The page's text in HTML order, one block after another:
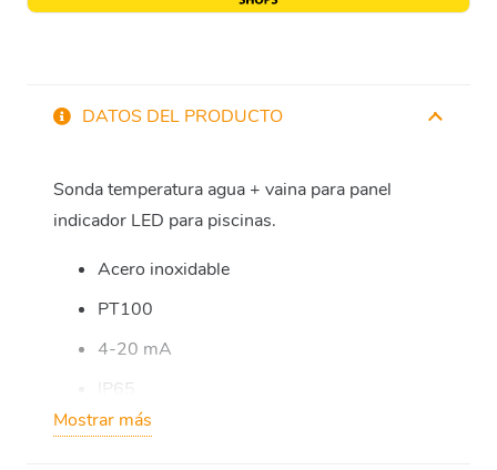
DATOS DEL PRODUCTO
Sonda temperatura agua + vaina para panel
indicador LED para piscinas.
Acero inoxidable
PT100
4-20 mA
IP65
Long. 50 mm
Mostrar más